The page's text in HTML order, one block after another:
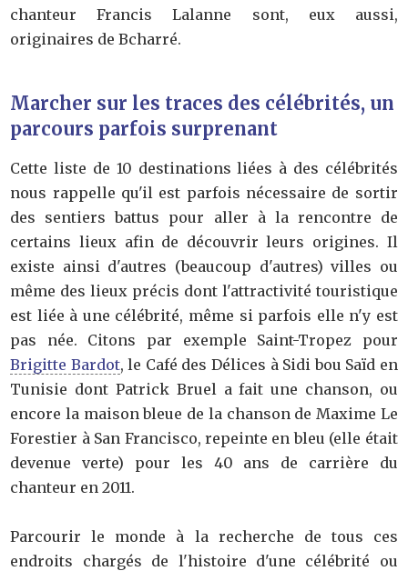
chanteur Francis Lalanne sont, eux aussi,
originaires de Bcharré.
Marcher sur les traces des célébrités, un
parcours parfois surprenant
Cette liste de 10 destinations liées à des célébrités
nous rappelle qu'il est parfois nécessaire de sortir
des sentiers battus pour aller à la rencontre de
certains lieux afin de découvrir leurs origines. Il
existe ainsi d'autres (beaucoup d'autres) villes ou
même des lieux précis dont l'attractivité touristique
est liée à une célébrité, même si parfois elle n'y est
pas née. Citons par exemple Saint-Tropez pour
Brigitte Bardot, le Café des Délices à Sidi bou Saïd en
Tunisie dont Patrick Bruel a fait une chanson, ou
encore la maison bleue de la chanson de Maxime Le
Forestier à San Francisco, repeinte en bleu (elle était
devenue verte) pour les 40 ans de carrière du
chanteur en 2011.
Parcourir le monde à la recherche de tous ces
endroits chargés de l'histoire d'une célébrité ou